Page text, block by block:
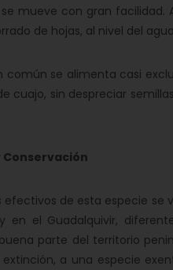
mueve con gran
de hojas, al nivel del
se alimenta casi
cuajo, sin despreciar
de esta especie se
en el Guadalquivir,
parte del territorio
a una especie